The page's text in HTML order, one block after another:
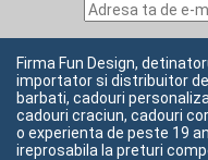
Firma Fun Design,
importator si distribuitor
barbati, cadouri
cadouri craciun, cadouri
o experienta de peste 19
ireprosabila la preturi